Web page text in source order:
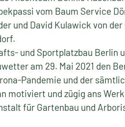
vom Baum Service
und David Kulawick von
und Sportplatzbau Berlin
am 29. Mai 2021 den
Pandemie und der
motiviert und zügig ans
für Gartenbau und